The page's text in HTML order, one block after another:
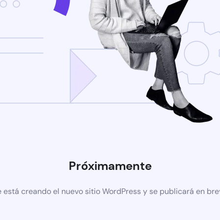
Próximamente
está creando el nuevo sitio WordPress y se publicará en